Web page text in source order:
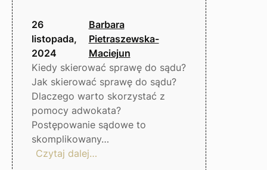
26
listopada,
2024
Barbara
Pietraszewska-
Maciejun
Kiedy skierować sprawę do sądu?
Jak skierować sprawę do sądu?
Dlaczego warto skorzystać z
pomocy adwokata?
Postępowanie sądowe to
skomplikowany…
Czytaj dalej…